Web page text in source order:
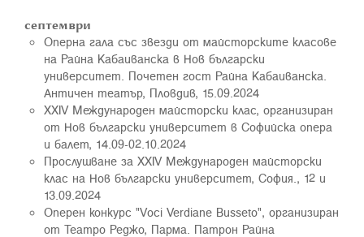
септември
Оперна гала със звезди от майсторските класове
на Райна Кабаиванска в Нов български
университет. Почетен гост Райна Кабаиванска.
Античен театър, Пловдив, 15.09.2024
XXIV Международен майсторски клас, организиран
от Нов български университет в Софийска опера
и балет, 14.09-02.10.2024
Прослушване за XXIV Международен майсторски
клас на Нов български университет, София., 12 и
13.09.2024
Оперен конкурс "Voci Verdiane Busseto", организиран
от Театро Реджо, Парма. Патрон Райна